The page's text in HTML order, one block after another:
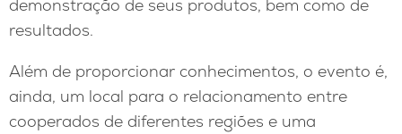
demonstração de seus produtos, bem como de
resultados.
Além de proporcionar conhecimentos, o evento é,
ainda, um local para o relacionamento entre
cooperados de diferentes regiões e uma